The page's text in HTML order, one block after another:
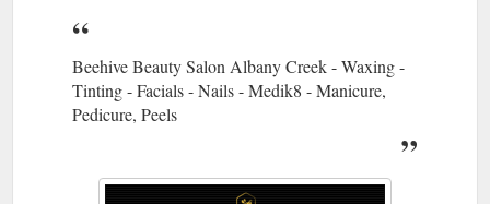
Beehive Beauty Salon Albany Creek - Waxing -
Tinting - Facials - Nails - Medik8 - Manicure,
Pedicure, Peels